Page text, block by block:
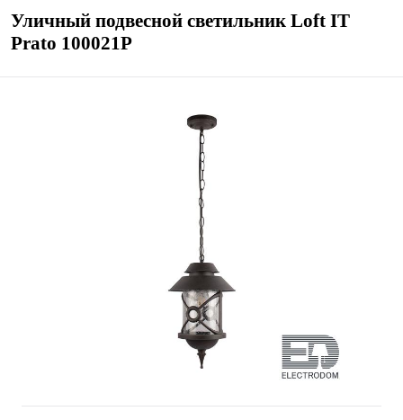
Уличный подвесной светильник Loft IT
Prato 100021P